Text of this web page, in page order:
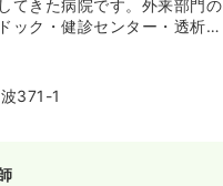
てきた病院です。外来部門の
ック・健診センター・透析セ
の貢献に期待がかかる病院で
371-1